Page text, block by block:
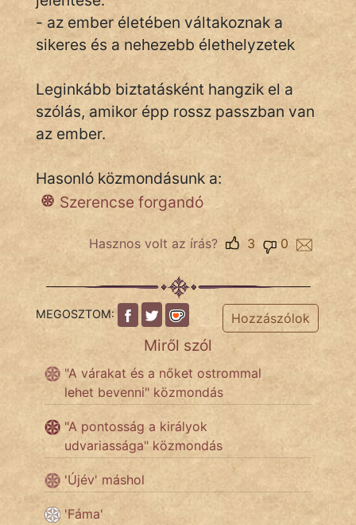
Tréfás
IRODALOM
SZÓLÁS
És
KÖZMONDÁS
PSZICHO
FILM
MAGYARSÁG
És
TÖRTÉNELEM
Népszerű szerzőink:
cinege
- az ember életében váltakoznak a
sikeres és a nehezebb élethelyzetek
Leginkább biztatásként hangzik el a
szólás, amikor épp rossz passzban van
az ember.
Hasonló közmondásunk a:
Szerencse forgandó
Hasznos volt az írás? 0
3
MEGOSZTOM: Hozzászólok
Miről szól
"A várakat és a nőket ostrommal
lehet bevenni" közmondás
"A pontosság a királyok
udvariassága" közmondás
'Újév' máshol
'Fáma'